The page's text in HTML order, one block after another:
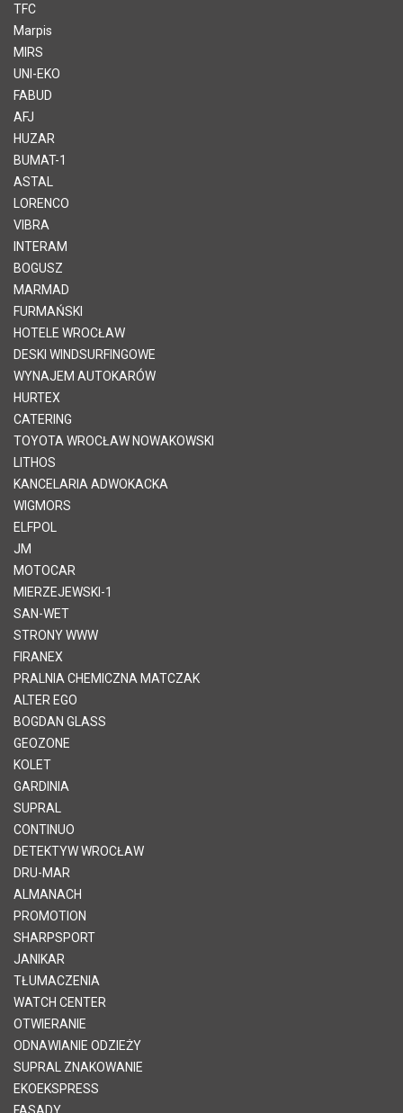
TFC
Marpis
MIRS
UNI-EKO
FABUD
AFJ
HUZAR
BUMAT-1
ASTAL
LORENCO
VIBRA
INTERAM
BOGUSZ
MARMAD
FURMAŃSKI
HOTELE WROCŁAW
DESKI WINDSURFINGOWE
WYNAJEM AUTOKARÓW
HURTEX
CATERING
TOYOTA WROCŁAW NOWAKOWSKI
LITHOS
KANCELARIA ADWOKACKA
WIGMORS
ELFPOL
JM
MOTOCAR
MIERZEJEWSKI-1
SAN-WET
STRONY WWW
FIRANEX
PRALNIA CHEMICZNA MATCZAK
ALTER EGO
BOGDAN GLASS
GEOZONE
KOLET
GARDINIA
SUPRAL
CONTINUO
DETEKTYW WROCŁAW
DRU-MAR
ALMANACH
PROMOTION
SHARPSPORT
JANIKAR
TŁUMACZENIA
WATCH CENTER
OTWIERANIE
ODNAWIANIE ODZIEŻY
SUPRAL ZNAKOWANIE
EKOEKSPRESS
FASADY